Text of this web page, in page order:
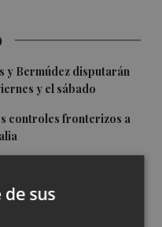
y Bermúdez disputarán
y el sábado
controles fronterizos a
sus